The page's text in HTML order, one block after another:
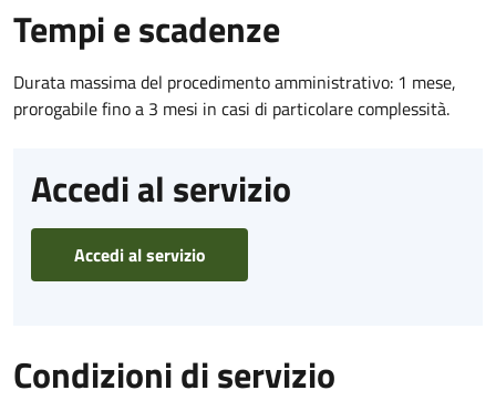
Tempi e scadenze
Durata massima del procedimento amministrativo: 1 mese,
prorogabile fino a 3 mesi in casi di particolare complessità.
Accedi al servizio
Accedi al servizio
Condizioni di servizio